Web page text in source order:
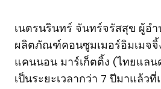
เนตรนรินทร์ จันทร์จรัสสุข ผู้อ
ผลิตภัณฑ์คอนซูมเมอร์อิมเมจจิ้
แคนนอน มาร์เก็ตติ้ง (ไทยแล
เป็นระยะเวลากว่า 7 ปีมาแล้ว